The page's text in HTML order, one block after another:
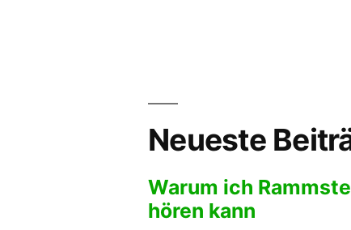
Neueste
Warum ich
hören kann